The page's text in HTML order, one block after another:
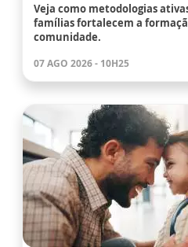
Veja como metodologias
famílias fortalecem a
comunidade.
07 AGO 2026 - 10H25